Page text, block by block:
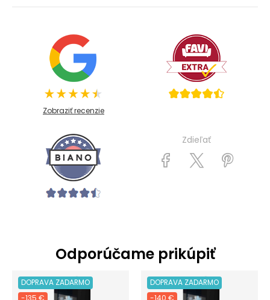
Zobraziť recenzie
Zdieľať
Odporúčame prikúpiť
DOPRAVA ZADARMO
DOPRAVA ZADARMO